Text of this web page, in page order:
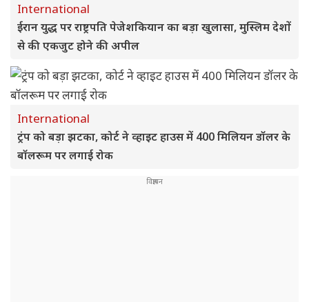
International
ईरान युद्ध पर राष्ट्रपति पेजेशकियान का बड़ा खुलासा, मुस्लिम देशों
से की एकजुट होने की अपील
International
ट्रंप को बड़ा झटका, कोर्ट ने व्हाइट हाउस में 400 मिलियन डॉलर के
बॉलरूम पर लगाई रोक